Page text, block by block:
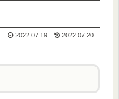
2022.07.19 2022.07.20